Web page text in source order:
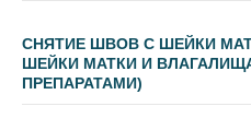
СНЯТИЕ ШВОВ С ШЕЙКИ
ШЕЙКИ МАТКИ И
ПРЕПАРАТАМИ)